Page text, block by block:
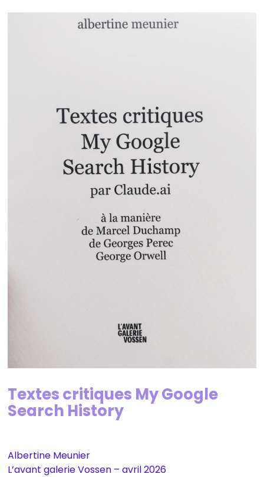
Textes critiques My Google
Search History
Albertine Meunier
L’avant galerie Vossen – avril 2026